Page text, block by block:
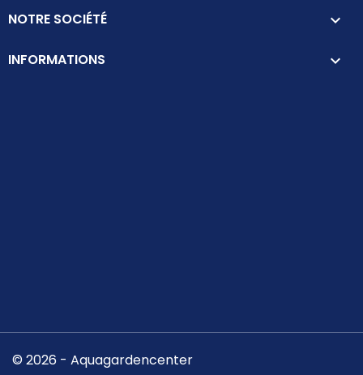
NOTRE SOCIÉTÉ 
INFORMATIONS keyboard_arrow_down
© 2026 - Aquagardencenter